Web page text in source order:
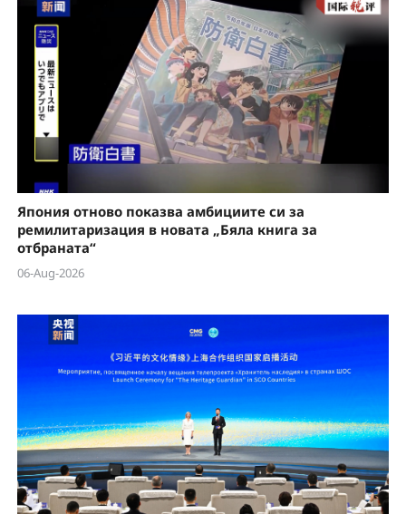
Япония отново показва амбициите си за
ремилитаризация в новата „Бяла книга за
отбраната“
06-Aug-2026